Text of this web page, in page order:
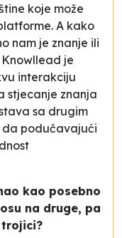
koje može
A kako
nam je znanje ili
je
interakciju
stjecanje znanja
sa drugim
da podučavajući
kao posebno
na druge, pa